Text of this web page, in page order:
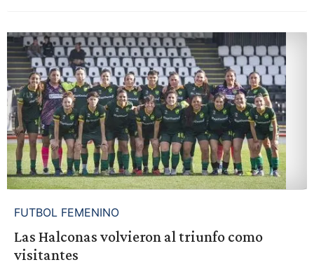
FUTBOL FEMENINO
Las Halconas volvieron al triunfo como
visitantes